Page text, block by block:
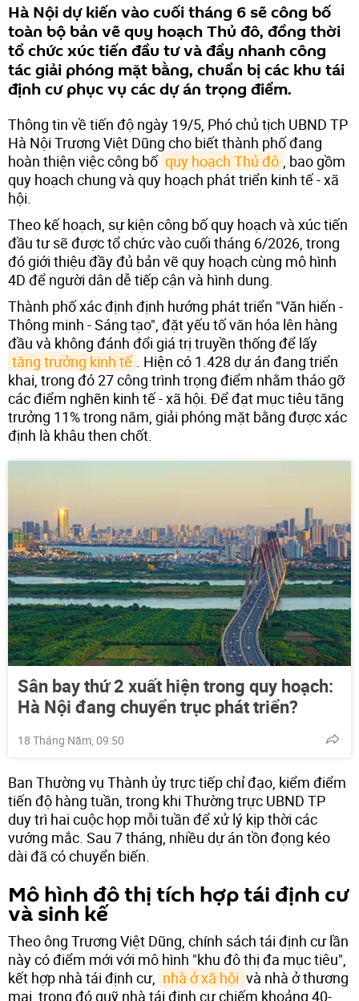
Hà Nội dự kiến vào cuối tháng 6 sẽ công bố
toàn bộ bản vẽ quy hoạch Thủ đô, đồng thời
tổ chức xúc tiến đầu tư và đẩy nhanh công
tác giải phóng mặt bằng, chuẩn bị các khu tái
định cư phục vụ các dự án trọng điểm.
Thông tin về tiến độ ngày 19/5, Phó chủ tịch UBND TP
Hà Nội Trương Việt Dũng cho biết thành phố đang
hoàn thiện việc công bố quy hoạch Thủ đô , bao gồm
quy hoạch chung và quy hoạch phát triển kinh tế - xã
hội.
Theo kế hoạch, sự kiện công bố quy hoạch và xúc tiến
đầu tư sẽ được tổ chức vào cuối tháng 6/2026, trong
đó giới thiệu đầy đủ bản vẽ quy hoạch cùng mô hình
4D để người dân dễ tiếp cận và hình dung.
Thành phố xác định định hướng phát triển "Văn hiến -
Thông minh - Sáng tạo", đặt yếu tố văn hóa lên hàng
đầu và không đánh đổi giá trị truyền thống để lấy
tăng trưởng kinh tế
. Hiện có 1.428 dự án đang triển
khai, trong đó 27 công trình trọng điểm nhằm tháo gỡ
các điểm nghẽn kinh tế - xã hội. Để đạt mục tiêu tăng
trưởng 11% trong năm, giải phóng mặt bằng được xác
định là khâu then chốt.
Sân bay thứ 2 xuất hiện trong quy hoạch:
Hà Nội đang chuyển trục phát triển?
18 Tháng Năm, 09:50
Ban Thường vụ Thành ủy trực tiếp chỉ đạo, kiểm điểm
tiến độ hàng tuần, trong khi Thường trực UBND TP
duy trì hai cuộc họp mỗi tuần để xử lý kịp thời các
vướng mắc. Sau 7 tháng, nhiều dự án tồn đọng kéo
dài đã có chuyển biến.
Mô hình đô thị tích hợp tái định cư
và sinh kế
Theo ông Trương Việt Dũng, chính sách tái định cư lần
này có điểm mới với mô hình "khu đô thị đa mục tiêu",
kết hợp nhà tái định cư, nhà ở xã hội và nhà ở thương
mại, trong đó quỹ nhà tái định cư chiếm khoảng 40-